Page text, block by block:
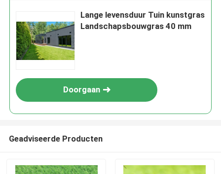
Lange levensduur Tuin kunstgras
Landschapsbouwgras 40 mm
Doorgaan
Geadviseerde Producten